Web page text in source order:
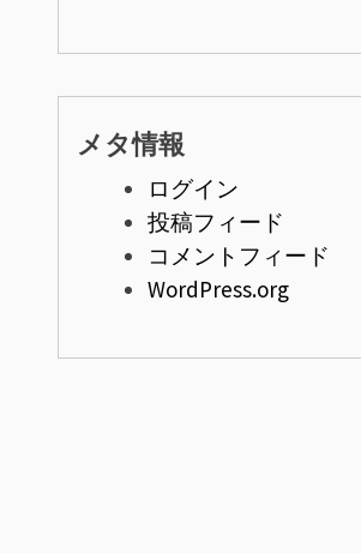
メタ情報
ログイン
投稿フィード
コメントフィード
WordPress.org